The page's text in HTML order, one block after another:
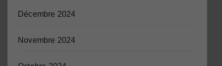
Décembre 2024
Novembre 2024